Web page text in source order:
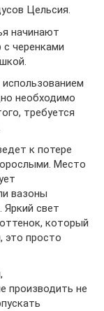
Цельсия.
начинают
с черенками
необходимо
требуется
к потере
Место
вазоны
Яркий свет
который
это просто
производить не